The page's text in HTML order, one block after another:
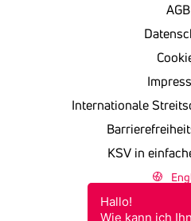
AGB
Internationale
KSV in
Hallo!
Wie kann ich